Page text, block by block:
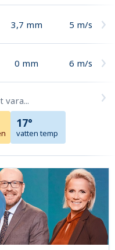
3,7 mm 5 m/s
0 mm 6 m/s
vara...
17°
vatten temp